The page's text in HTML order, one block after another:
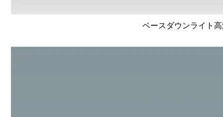
ベースダウンライト